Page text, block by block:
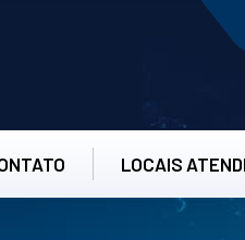
LOCAIS